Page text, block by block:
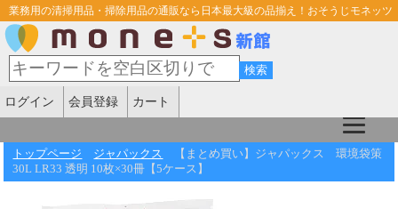
業務用の清掃用品・掃除用品の通販なら日本最大級の品揃え！おそうじモネッツ
ログイン 会員登録 カート
トップページ ジャパックス
【まとめ買い】ジャパックス 環境袋策
30L LR33 透明 10枚×30冊【5ケース】